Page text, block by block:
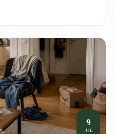
9
JUL